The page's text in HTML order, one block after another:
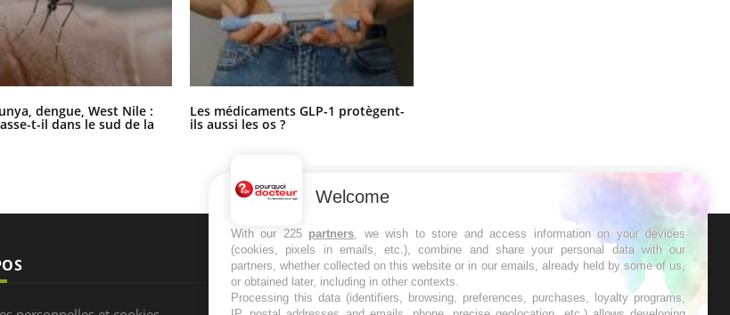
dengue, West Nile :
t-il dans le sud de la
Les médicaments GLP-1 protègent-
ils aussi les os ?
NEWSLETTER
Recevez toutes les semaines les meilleures
Welcome
With our 225 partners, we wish to store and access information on your devices
(cookies, pixels in emails, etc.), combine and share your personal data with our
partners, whether collected on this website or in our emails, already held by some of us,
or obtained later, including in other contexts.
Processing this data (identifiers, browsing, preferences, purchases, loyalty programs,